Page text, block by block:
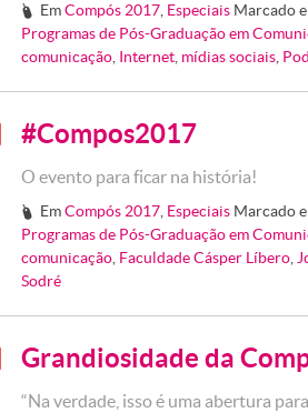
# EmCompós 2017 Especiais Marcado
Programas de Pós-Graduação em
comunicação Internet mídias sociais
#Compos2017
O evento para ficar na história!
# EmCompós 2017 Especiais Marcado
Programas de Pós-Graduação em
comunicação Faculdade Cásper Líbero
Sodré
Grandiosidade da
“Na verdade, isso é uma abertura